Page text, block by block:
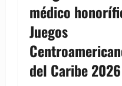
médico
Juegos
del Caribe 2026